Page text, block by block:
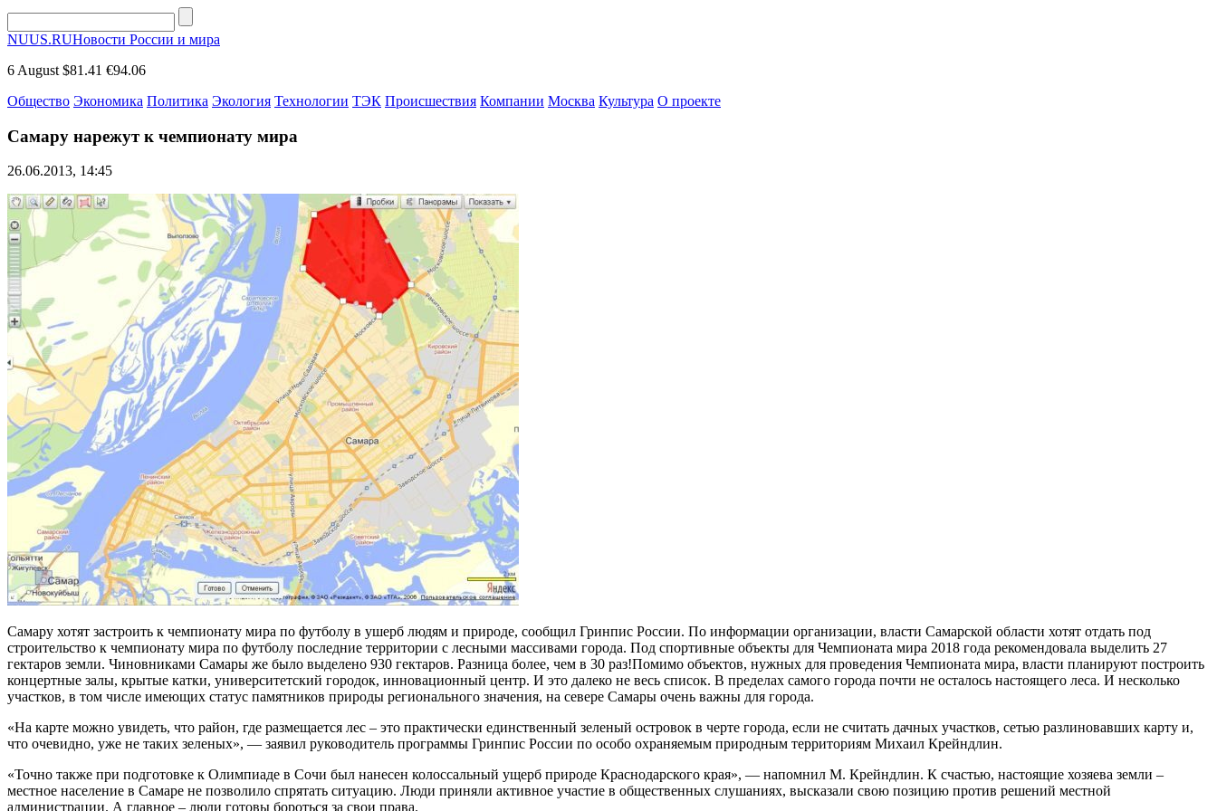
NUUS.RUНовости России и мира
6 August $81.41 €94.06
Общество Экономика Политика Экология Технологии ТЭК Происшествия Компании Москва Культура О проекте
Самару нарежут к чемпионату мира
26.06.2013, 14:45
Самару хотят застроить к чемпионату мира по футболу в ушерб людям и природе, сообщил Гринпис России. По информации организации, власти Самарской области хотят отдать под
строительство к чемпионату мира по футболу последние территории с лесными массивами города. Под спортивные объекты для Чемпионата мира 2018 года рекомендовала выделить 27
гектаров земли. Чиновниками Самары же было выделено 930 гектаров. Разница более, чем в 30 раз!Помимо объектов, нужных для проведения Чемпионата мира, власти планируют построить
концертные залы, крытые катки, университетский городок, инновационный центр. И это далеко не весь список. В пределах самого города почти не осталось настоящего леса. И несколько
участков, в том числе имеющих статус памятников природы регионального значения, на севере Самары очень важны для города.
«На карте можно увидеть, что район, где размещается лес – это практически единственный зеленый островок в черте города, если не считать дачных участков, сетью разлиновавших карту и,
что очевидно, уже не таких зеленых», — заявил руководитель программы Гринпис России по особо охраняемым природным территориям Михаил Крейндлин.
«Точно также при подготовке к Олимпиаде в Сочи был нанесен колоссальный ущерб природе Краснодарского края», — напомнил М. Крейндлин. К счастью, настоящие хозяева земли –
местное население в Самаре не позволило спрятать ситуацию. Люди приняли активное участие в общественных слушаниях, высказали свою позицию против решений местной
администрации. А главное – люди готовы бороться за свои права.